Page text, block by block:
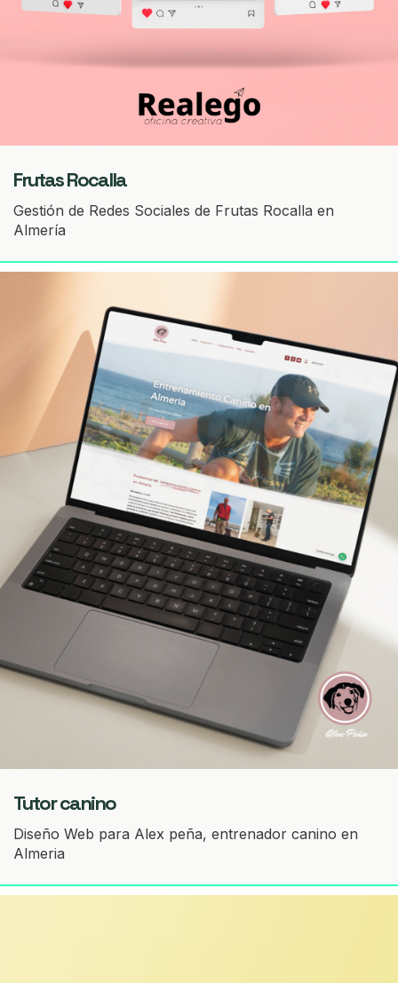
Frutas Rocalla
Gestión de Redes Sociales de Frutas Rocalla en
Almería
Tutor canino
Diseño Web para Alex peña, entrenador canino en
Almeria